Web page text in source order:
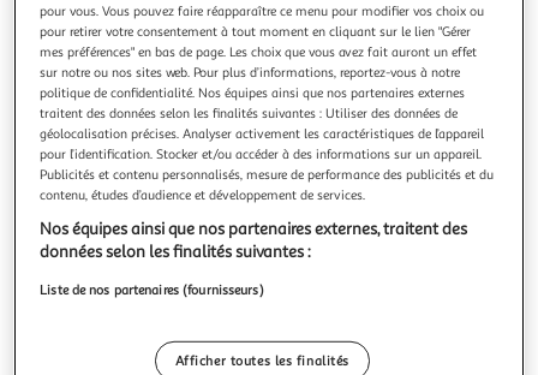
MEMOIRES DE DEUX JEUNES MARIES, Balzac Honoré
de
BAC 2023 Dossier pédagogique de Béatrice Ferrari En 1823,
les jeunes Renée et Louise sortent du couvent pour être
mariées. Les deux amies entament alors une
correspondance, révélant chacune son regard sur le
mariage et l'amour. Alors que Louise se laisse guider par la
passion, Renée préfère les joie
En savoir +
Vous voulez connaître le prix de ce produit ?
Afficher le prix
pour vous. Vous pouvez faire réapparaître ce menu pour modifier vos choix ou
pour retirer votre consentement à tout moment en cliquant sur le lien "Gérer
mes préférences" en bas de page. Les choix que vous avez fait auront un effet
sur notre ou nos sites web. Pour plus d’informations, reportez-vous à notre
politique de confidentialité. Nos équipes ainsi que nos partenaires externes
traitent des données selon les finalités suivantes : Utiliser des données de
géolocalisation précises. Analyser activement les caractéristiques de l’appareil
pour l’identification. Stocker et/ou accéder à des informations sur un appareil.
Publicités et contenu personnalisés, mesure de performance des publicités et du
contenu, études d’audience et développement de services.
Nos équipes ainsi que nos partenaires externes, traitent des
données selon les finalités suivantes :
Liste de nos partenaires (fournisseurs)
Afficher toutes les finalités